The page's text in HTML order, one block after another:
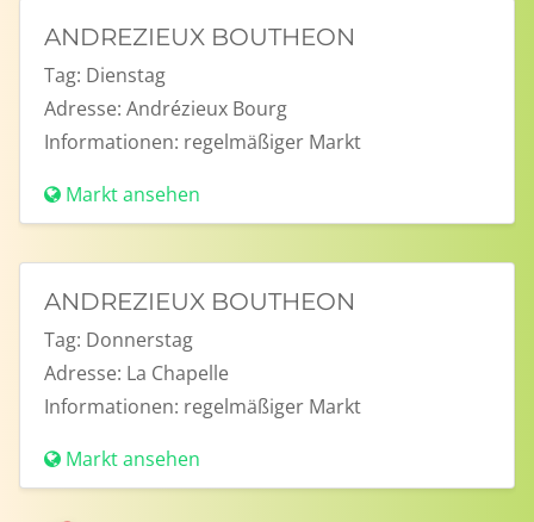
ANDREZIEUX BOUTHEON
Tag: Dienstag
Adresse: Andrézieux Bourg
Informationen: regelmäßiger Markt
Markt ansehen
ANDREZIEUX BOUTHEON
Tag: Donnerstag
Adresse: La Chapelle
Informationen: regelmäßiger Markt
Markt ansehen